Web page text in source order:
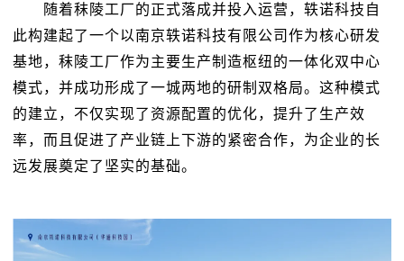
随着秣陵工厂的正式落成并投入运营，轶诺科技自
此构建起了一个以南京轶诺科技有限公司作为核心研发
基地，秣陵工厂作为主要生产制造枢纽的一体化双中心
模式，并成功形成了一城两地的研制双格局。这种模式
的建立，不仅实现了资源配置的优化，提升了生产效
率，而且促进了产业链上下游的紧密合作，为企业的长
远发展奠定了坚实的基础。